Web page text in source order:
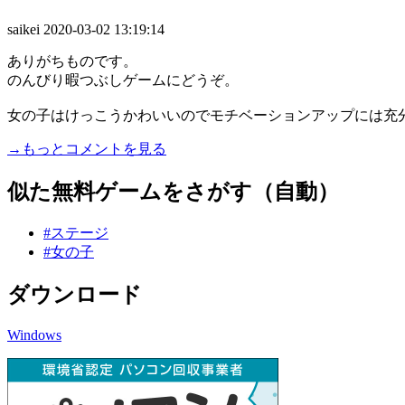
saikei 2020-03-02 13:19:14
ありがちものです。
のんびり暇つぶしゲームにどうぞ。
女の子はけっこうかわいいのでモチベーションアップには充
→もっとコメントを見る
似た無料ゲームをさがす（自動）
#ステージ
#女の子
ダウンロード
Windows